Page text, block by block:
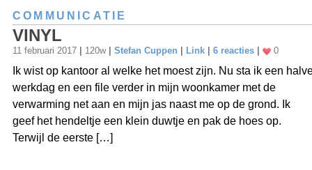
COMMUNICATIE
VINYL
11 februari 2017 120w Stefan Cuppen Link 6 reacties 0
Ik wist op kantoor al welke het moest zijn. Nu sta ik een
werkdag en een file verder in mijn woonkamer met de
verwarming net aan en mijn jas naast me op de grond. Ik
geef het hendeltje een klein duwtje en pak de hoes op.
Terwijl de eerste […]